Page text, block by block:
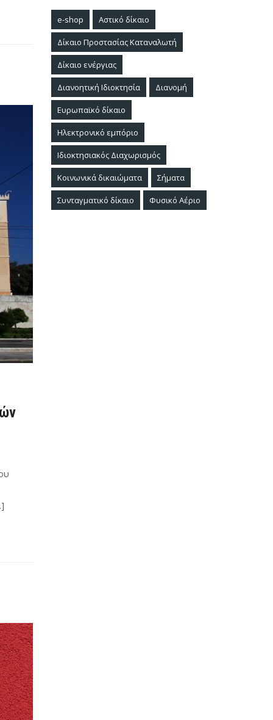
e-shop Αστικό δίκαιο
Δίκαιο Προστασίας Καταναλωτή
Δίκαιο ενέργιας
Διανοητική Ιδιοκτησία Διανομή
Ευρωπαϊκό δίκαιο
Ηλεκτρονικό εμπόριο
Ιδιοκτησιακός Διαχωρισμός
Κοινωνικά δικαιώματα Σήματα
Συνταγματικό δίκαιο Φυσικό Αέριο